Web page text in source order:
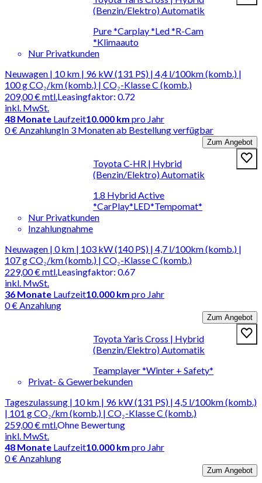
(Benzin/Elektro) Automatik
Pure *Carplay *Led *R-Cam
*Klimaauto
Nur Privatkunden
Neuwagen | 10 km | 96 kW (131 PS) | 4,4 l/100km (komb.) |
100 g CO₂/km (komb.) | CO₂-Klasse C (komb.)
209,00 €mtl.
inkl. MwSt.
Leasingfaktor: 0.72
48 Monate Laufzeit10.000 km pro Jahr
0 € AnzahlungIn 3 Monaten ab Bestellung verfügbar
Zum Angebot
Toyota C-HR | Hybrid
(Benzin/Elektro) Automatik
1.8 Hybrid Active
*CarPlay*LED*Tempomat*
Nur Privatkunden
Inzahlungnahme
Neuwagen | 0 km | 103 kW (140 PS) | 4,7 l/100km (komb.) |
107 g CO₂/km (komb.) | CO₂-Klasse C (komb.)
229,00 €mtl.
inkl. MwSt.
Leasingfaktor: 0.67
36 Monate Laufzeit10.000 km pro Jahr
0 € Anzahlung
Zum Angebot
Toyota Yaris Cross | Hybrid
(Benzin/Elektro) Automatik
Teamplayer *Winter + Safety*
Privat- & Gewerbekunden
Tageszulassung | 10 km | 96 kW (131 PS) | 4,5 l/100km (komb.)
| 101 g CO₂/km (komb.) | CO₂-Klasse C (komb.)
259,00 €mtl.
inkl. MwSt.
Ohne Bewertung
48 Monate Laufzeit10.000 km pro Jahr
0 € Anzahlung
Zum Angebot